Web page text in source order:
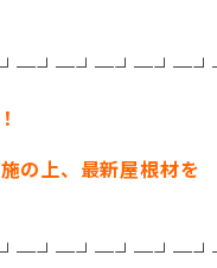
の上、 最新屋根材を